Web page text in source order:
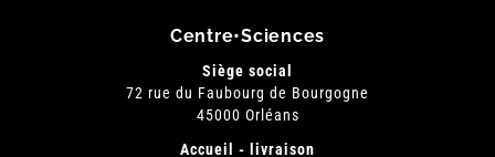
Centre•Sciences
Siège social
72 rue du Faubourg de Bourgogne
45000 Orléans
Accueil - livraison